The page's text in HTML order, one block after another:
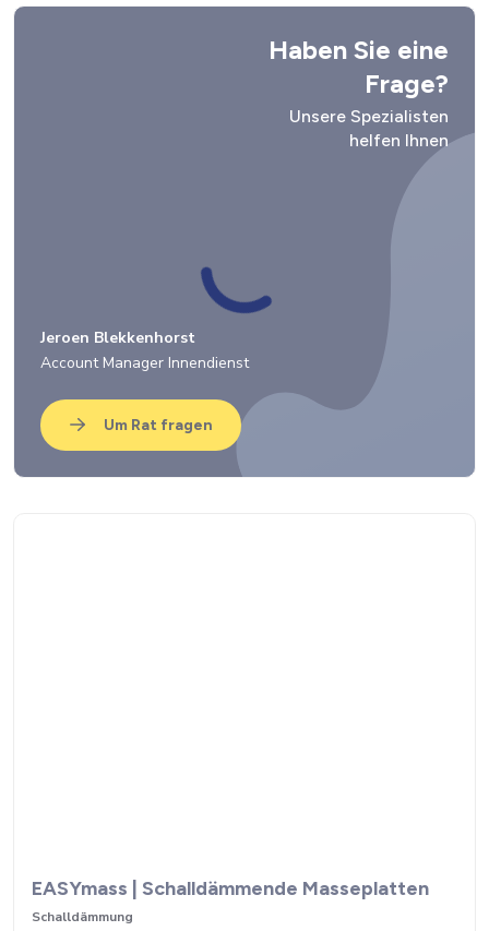
Haben Sie eine
Frage?
Unsere Spezialisten
helfen Ihnen
Jeroen Blekkenhorst
Account Manager Innendienst
Um Rat fragen
EASYmass | Schalldämmende Masseplatten
Schalldämmung